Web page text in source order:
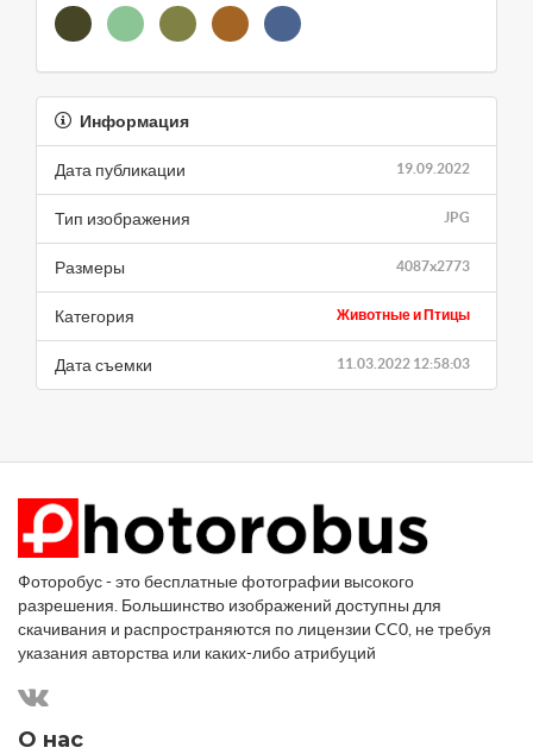
Информация
19.09.2022
Дата публикации
JPG
Тип изображения
4087x2773
Размеры
Животные и Птицы
Категория
11.03.2022 12:58:03
Дата съемки
Фоторобус - это бесплатные фотографии высокого
разрешения. Большинство изображений доступны для
скачивания и распространяются по лицензии CC0, не требуя
указания авторства или каких-либо атрибуций
О нас